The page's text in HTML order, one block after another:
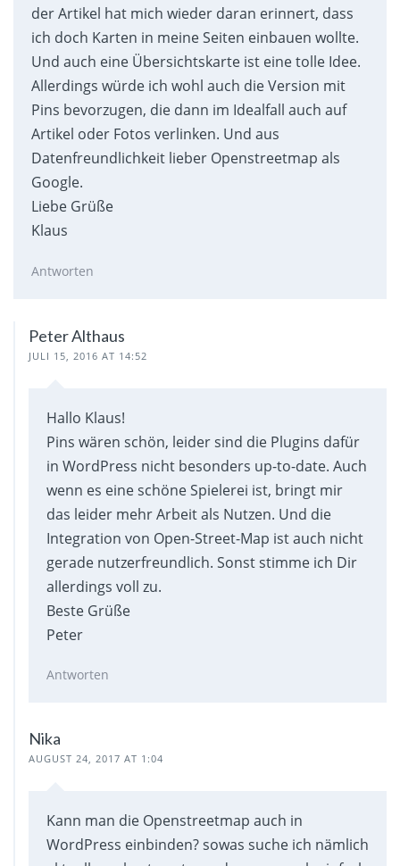
der Artikel hat mich wieder daran erinnert, dass
ich doch Karten in meine Seiten einbauen wollte.
Und auch eine Übersichtskarte ist eine tolle Idee.
Allerdings würde ich wohl auch die Version mit
Pins bevorzugen, die dann im Idealfall auch auf
Artikel oder Fotos verlinken. Und aus
Datenfreundlichkeit lieber Openstreetmap als
Google.
Liebe Grüße
Klaus
Antworten
Peter Althaus
JULI 15, 2016 AT 14:52
Hallo Klaus!
Pins wären schön, leider sind die Plugins dafür
in WordPress nicht besonders up-to-date. Auch
wenn es eine schöne Spielerei ist, bringt mir
das leider mehr Arbeit als Nutzen. Und die
Integration von Open-Street-Map ist auch nicht
gerade nutzerfreundlich. Sonst stimme ich Dir
allerdings voll zu.
Beste Grüße
Peter
Antworten
Nika
AUGUST 24, 2017 AT 1:04
Kann man die Openstreetmap auch in
WordPress einbinden? sowas suche ich nämlich